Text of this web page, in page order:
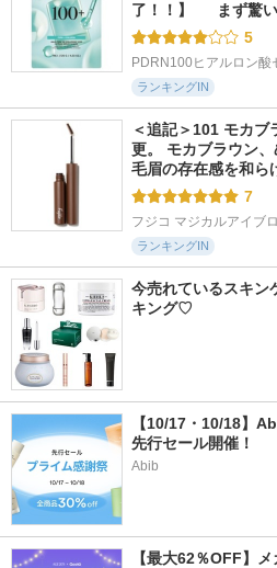
了！！】  　まず驚
5
PDRN100ヒアルロン酸
ランキングIN
＜追記＞101 モカ
更。 モカブラウン
毛眉の存在感を和
7
フジコ マジカルアイブ
ランキングIN
今売れているスキン
キング♡
【10/17・10/18】
先行セール開催！
Abib
【最大62％OFF】